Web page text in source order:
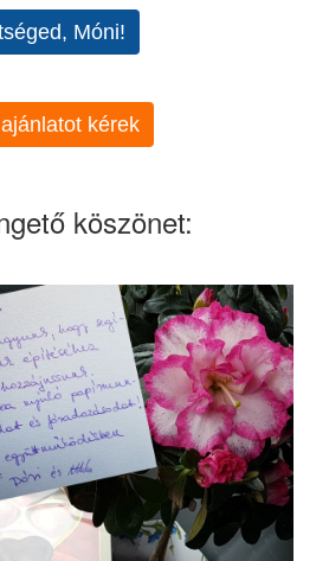
Móni!
kérek
köszönet: